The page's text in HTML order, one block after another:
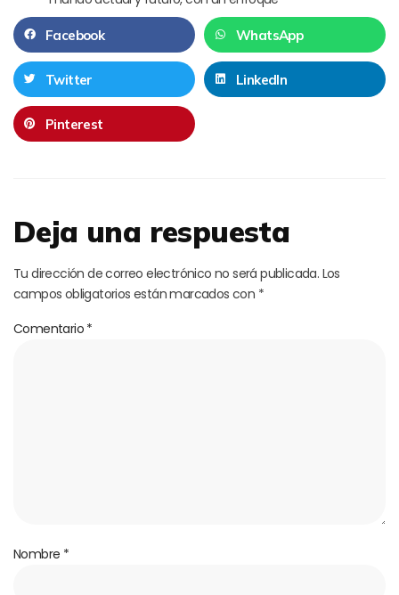
Facebook WhatsApp
Twitter LinkedIn
Pinterest
Deja una respuesta
Tu dirección de correo electrónico no será publicada. Los
campos obligatorios están marcados con *
Comentario *
Nombre *